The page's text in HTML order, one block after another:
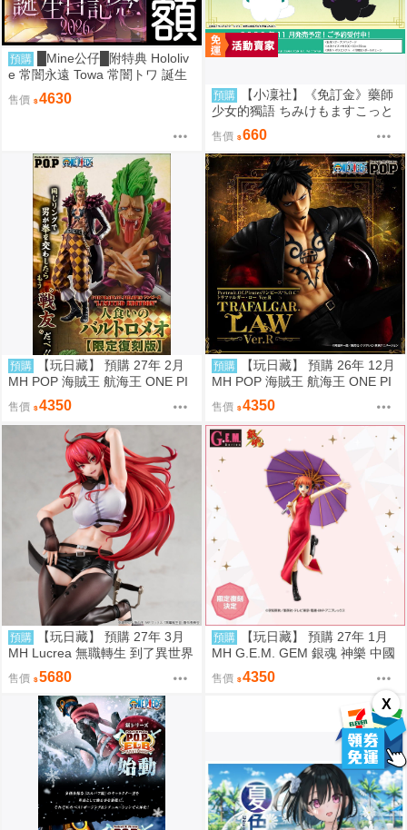
X
預購
█Mine公仔█附特典 Hololiv
e 常闇永遠 Towa 常闇トワ 誕生
日記念 2026 生日紀念套組 立牌
帽子
售價 4630 預購
【小凜社】《免訂金》藥師
少女的獨語 ちみけもますこっと
貓貓 壬氏 毛絨布偶玩偶娃娃吊飾
售價 660
預購
【玩日藏】 預購 27年 2月
MH POP 海賊王 航海王 ONE PI
ECE LIMITED EDITION 食人鬼
巴特洛馬 巴托洛米奧 限定復刻版
售價 4350
預購
【玩日藏】 預購 26年 12月
MH POP 海賊王 航海王 ONE PI
ECE S.O.C SOC 托拉法爾加 羅
Ver.R 代理版
售價 4350
預購
【玩日藏】 預購 27年 3月
MH Lucrea 無職轉生 到了異世界
就拿出真本事 艾莉絲 代理版
售價 5680
預購
【玩日藏】 預購 27年 1月
MH G.E.M. GEM 銀魂 神樂 中國
風 旗袍 限定復刻版 代理版
售價 4350